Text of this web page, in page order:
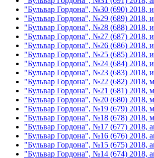
"Бульвар Гордона", №30 (690) 2018,
"Бульвар Гордона", №29 (689) 2018,
"Бульвар Гордона", №28 (688) 2018,
"Бульвар Гордона", №27 (687) 2018,
"Бульвар Гордона", №26 (686) 2018,
"Бульвар Гордона", №25 (685) 2018,
"Бульвар Гордона", №24 (684) 2018,
"Бульвар Гордона", №23 (683) 2018,
"Бульвар Гордона", №22 (682) 2018,
"Бульвар Гордона", №21 (681) 2018,
"Бульвар Гордона", №20 (680) 2018,
"Бульвар Гордона", №19 (679) 2018,
"Бульвар Гордона", №18 (678) 2018,
"Бульвар Гордона", №17 (677) 2018,
"Бульвар Гордона", №16 (676) 2018,
"Бульвар Гордона", №15 (675) 2018,
"Бульвар Гордона", №14 (674) 2018,